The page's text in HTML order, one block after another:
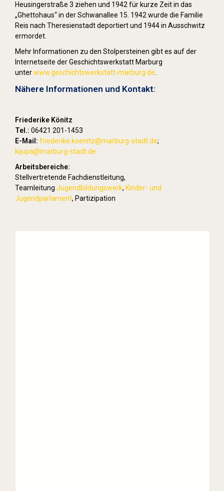
Heusingerstraße 3 ziehen und 1942 für kurze Zeit in das
„Ghettohaus“ in der Schwanallee 15. 1942 wurde die Familie
Reis nach Theresienstadt deportiert und 1944 in Ausschwitz
ermordet.
Mehr Informationen zu den Stolpersteinen gibt es auf der
Internetseite der Geschichtswerkstatt Marburg
unterwww.geschichtswerkstatt-marburg.de
Nähere Informationen und Kontakt:
Friederike Könitz
Tel.: 06421 201-1453
E-Mail: friederike.koenitz@marburg-stadt.de;
kijupa@marburg-stadt.de
Arbeitsbereiche:
Stellvertretende Fachdienstleitung,
Teamleitung Jugendbildungswerk, Kinder- und
Jugendparlament, Partizipation